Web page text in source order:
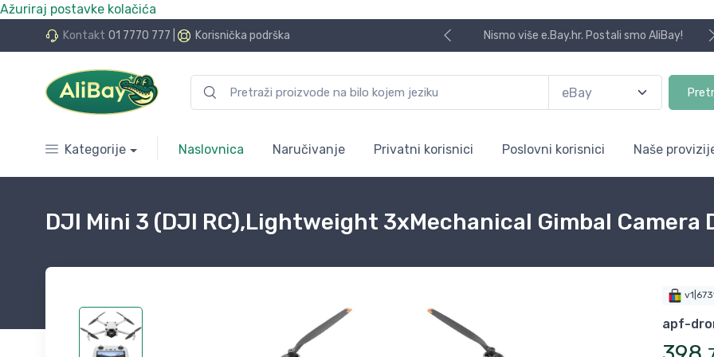
Ažuriraj postavke kolačića
Kontakt 01 7770 777 Korisnička podrška
24 rate bez kamata Nismo više e.Bay.hr. Postali smo AliBay!
Kategorije Naslovnica Naručivanje Privatni korisnici Poslovni korisnici Naše
DJI Mini 3 (DJI RC),Lightweight 3xMechanical Gimbal Camera
apf-